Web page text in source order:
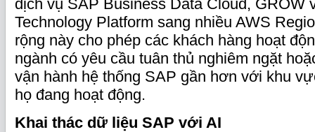
dịch vụ SAP Business Data Cloud, GROW
Technology Platform sang nhiều AWS
rộng này cho phép các khách hàng hoạt
ngành có yêu cầu tuân thủ nghiêm ngặt
vận hành hệ thống SAP gần hơn với khu
họ đang hoạt động.
Khai thác dữ liệu SAP với AI